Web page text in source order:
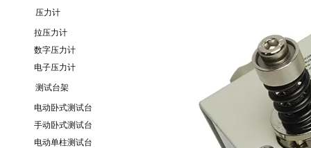
压力计
拉压力计
数字压力计
电子压力计
测试台架
电动卧式测试台
手动卧式测试台
电动单柱测试台